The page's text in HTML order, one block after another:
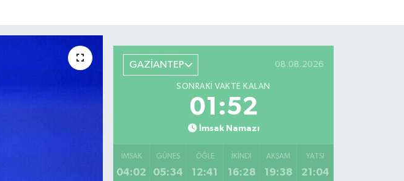
GAZİANTEP 08.08.2026
SONRAKI VAKTE KALAN
01:51
İmsak Namazı
İMSAK
04:02
GÜNEŞ
05:34
ÖĞLE
12:41
İKINDI
16:28
AKŞAM
19:38
YATSI
21:04